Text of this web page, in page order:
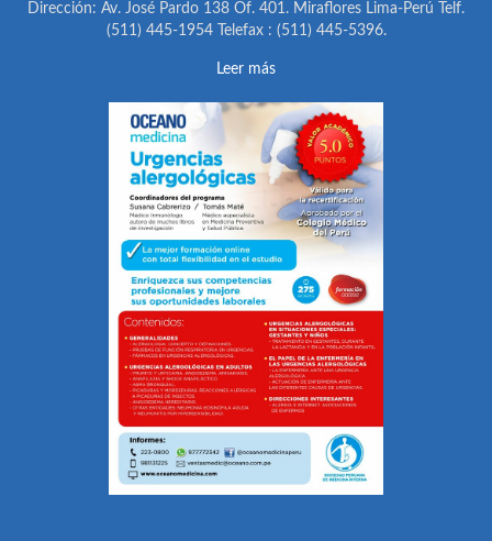
Dirección: Av. José Pardo 138 Of. 401. Miraflores Lima-Perú Telf.
(511) 445-1954 Telefax : (511) 445-5396.
Leer más